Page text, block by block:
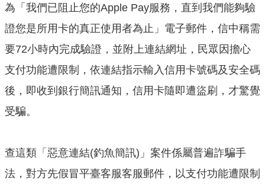
關
訊
錄
業
務
訊
民
服
為「我們已阻止您的Apple Pay服務，直到我們能夠驗
證您是所用卡的真正使用者為止」電子郵件，信中稱需
要72小時內完成驗證，並附上連結網址，民眾因擔心
支付功能遭限制，依連結指示輸入信用卡號碼及安全碼
後，即收到銀行簡訊通知，信用卡隨即遭盜刷，才驚覺
受騙。
查這類「惡意連結(釣魚簡訊)」案件係屬普遍詐騙手
法，對方先假冒平臺客服客服郵件，以支付功能遭限制